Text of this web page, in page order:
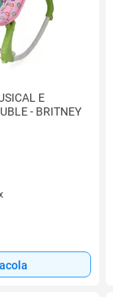
E
- BRITNEY